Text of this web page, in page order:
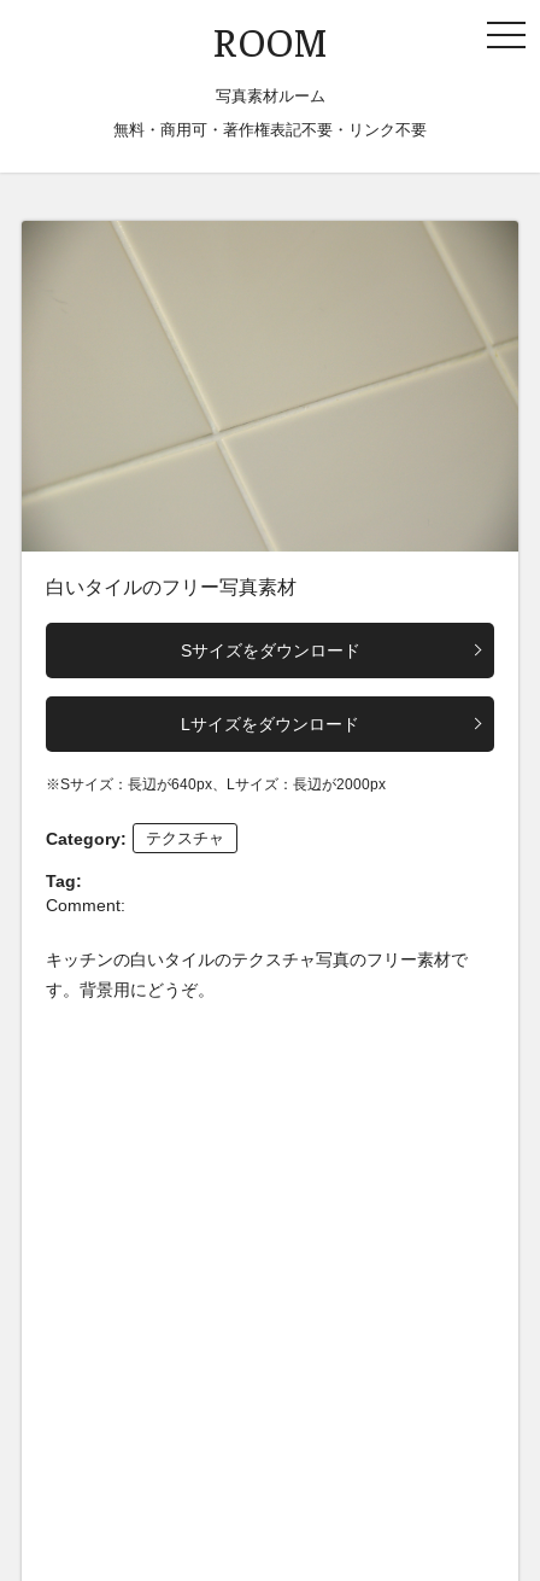
ROOM
写真素材ルーム
無料・商用可・著作権表記不要・リンク不要
白いタイルのフリー写真素材
Sサイズをダウンロード
Lサイズをダウンロード
※Sサイズ：長辺が640px、Lサイズ：長辺が2000px
Category: テクスチャ
Tag:
Comment:
キッチンの白いタイルのテクスチャ写真のフリー素材で
す。背景用にどうぞ。